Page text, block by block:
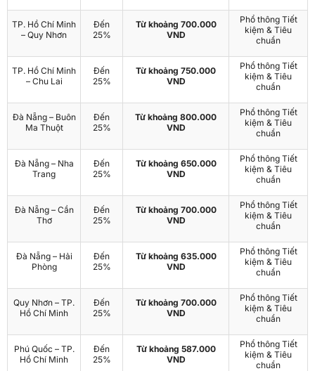
TP. Hồ Chí Minh
– Quy Nhơn
Đến
25%
Từ khoảng 700.000
VND
Phổ thông Tiết
kiệm & Tiêu
chuẩn
TP. Hồ Chí Minh
– Chu Lai
Đến
25%
Từ khoảng 750.000
VND
Phổ thông Tiết
kiệm & Tiêu
chuẩn
Đà Nẵng – Buôn
Ma Thuột
Đến
25%
Từ khoảng 800.000
VND
Phổ thông Tiết
kiệm & Tiêu
chuẩn
Đà Nẵng – Nha
Trang
Đến
25%
Từ khoảng 650.000
VND
Phổ thông Tiết
kiệm & Tiêu
chuẩn
Đà Nẵng – Cần
Thơ
Đến
25%
Từ khoảng 700.000
VND
Phổ thông Tiết
kiệm & Tiêu
chuẩn
Đà Nẵng – Hải
Phòng
Đến
25%
Từ khoảng 635.000
VND
Phổ thông Tiết
kiệm & Tiêu
chuẩn
Quy Nhơn – TP.
Hồ Chí Minh
Đến
25%
Từ khoảng 700.000
VND
Phổ thông Tiết
kiệm & Tiêu
chuẩn
Phú Quốc – TP.
Hồ Chí Minh
Đến
25%
Từ khoảng 587.000
VND
Phổ thông Tiết
kiệm & Tiêu
chuẩn